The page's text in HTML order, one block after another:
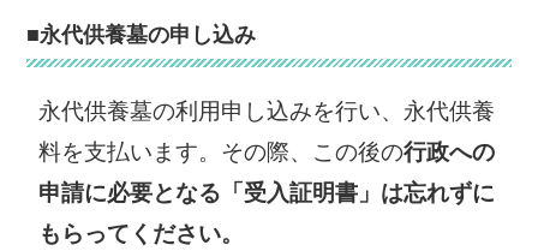
■永代供養墓の申し込み
永代供養墓の利用申し込みを行い、永代供養
料を支払います。その際、この後の行政への
申請に必要となる「受入証明書」は忘れずに
もらってください。